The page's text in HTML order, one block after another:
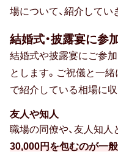
場について、紹介してい
結婚式・披露宴に参
結婚式や披露宴にご参
とします。ご祝儀と一
で紹介している相場に収
友人や知人
職場の同僚や、友人知人
30,000円を包むのが一